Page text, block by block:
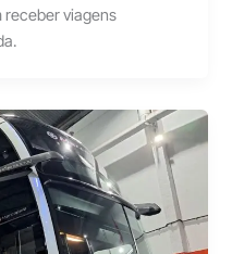
viagens